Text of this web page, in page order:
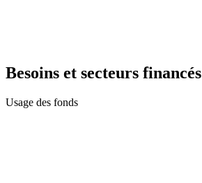
Besoins et secteurs financés
Usage des fonds